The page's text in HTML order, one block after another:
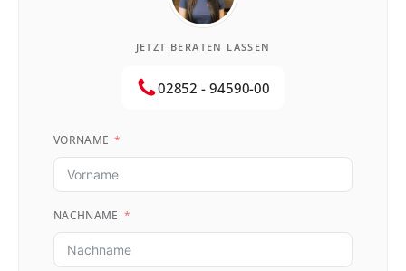
JETZT BERATEN LASSEN
02852 - 94590-00
VORNAME
NACHNAME